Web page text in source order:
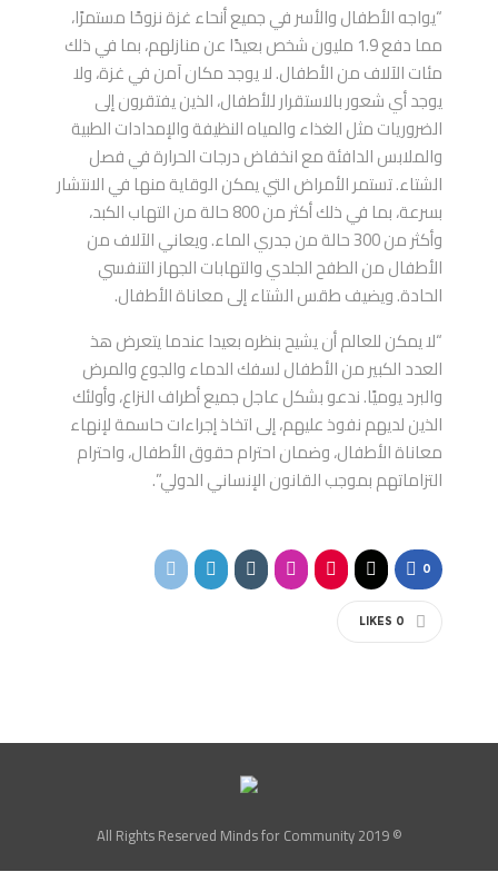
“يواجه الأطفال والأسر في جميع أنحاء غزة نزوحًا مستمرًا،
مما دفع 1.9 مليون شخص بعيدًا عن منازلهم، بما في ذلك
مئات الآلاف من الأطفال. لا يوجد مكان آمن في غزة، ولا
يوجد أي شعور بالاستقرار للأطفال، الذين يفتقرون إلى
الضروريات مثل الغذاء والمياه النظيفة والإمدادات الطبية
والملابس الدافئة مع انخفاض درجات الحرارة في فصل
الشتاء. تستمر الأمراض التي يمكن الوقاية منها في الانتشار
بسرعة، بما في ذلك أكثر من 800 حالة من التهاب الكبد،
وأكثر من 300 حالة من جدري الماء. ويعاني الآلاف من
الأطفال من الطفح الجلدي والتهابات الجهاز التنفسي
الحادة. ويضيف طقس الشتاء إلى معاناة الأطفال.
“لا يمكن للعالم أن يشيح بنظره بعيدا عندما يتعرض هذ
العدد الكبير من الأطفال لسفك الدماء والجوع والمرض
والبرد يوميًا. ندعو بشكل عاجل جميع أطراف النزاع، وأولئك
الذين لديهم نفوذ عليهم، إلى اتخاذ إجراءات حاسمة لإنهاء
معاناة الأطفال، وضمان احترام حقوق الأطفال، واحترام
التزاماتهم بموجب القانون الإنساني الدولي”.
0
0
LIKES
© All Rights Reserved Minds for Community 2019